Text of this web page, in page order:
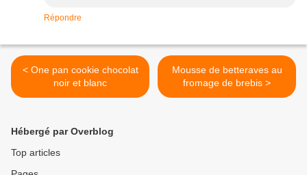
Répondre
< One pan cookie chocolat
noir et blanc
Mousse de betteraves au
fromage de brebis >
Hébergé par Overblog
Top articles